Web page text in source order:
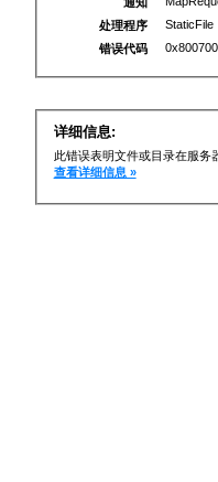
处理程序
StaticFile
错误代码
详细信息:
此错误表明文件或目录在服务
查看详细信息 »